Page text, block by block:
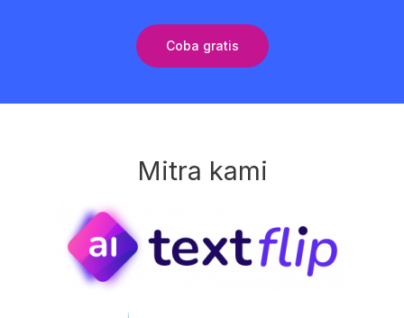
Coba gratis
Mitra kami